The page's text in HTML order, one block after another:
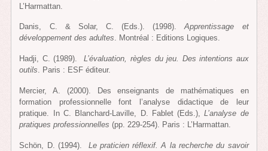
L’Harmattan.
Danis, C. & Solar, C. (Eds.). (1998).Apprentissage et
développement des adultes. Montréal : Editions Logiques.
Hadji, C. (1989).L’évaluation, règles du jeu. Des intentions aux
outils. Paris : ESF éditeur.
Mercier, A. (2000). Des enseignants de mathématiques en
formation professionnelle font l’analyse didactique de leur
pratique. In C. Blanchard-Laville, D. Fablet (Eds.),L’analyse de
pratiques professionnelles (pp. 229-254). Paris : L’Harmattan.
Schön, D. (1994). Le praticien réflexif. A la recherche du savoir